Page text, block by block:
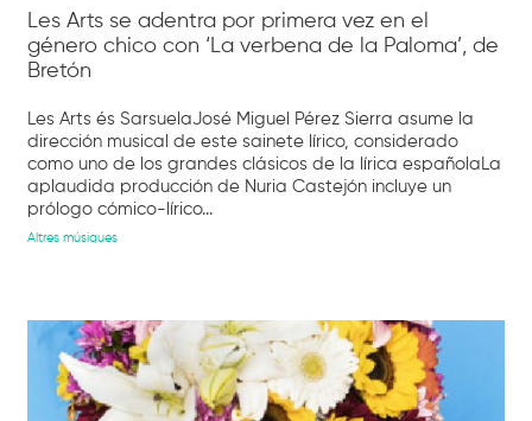
Les Arts se adentra por primera vez en el
género chico con ‘La verbena de la Paloma’, de
Bretón
Les Arts és SarsuelaJosé Miguel Pérez Sierra asume la
dirección musical de este sainete lírico, considerado
como uno de los grandes clásicos de la lírica españolaLa
aplaudida producción de Nuria Castejón incluye un
prólogo cómico-lírico...
Altres músiques